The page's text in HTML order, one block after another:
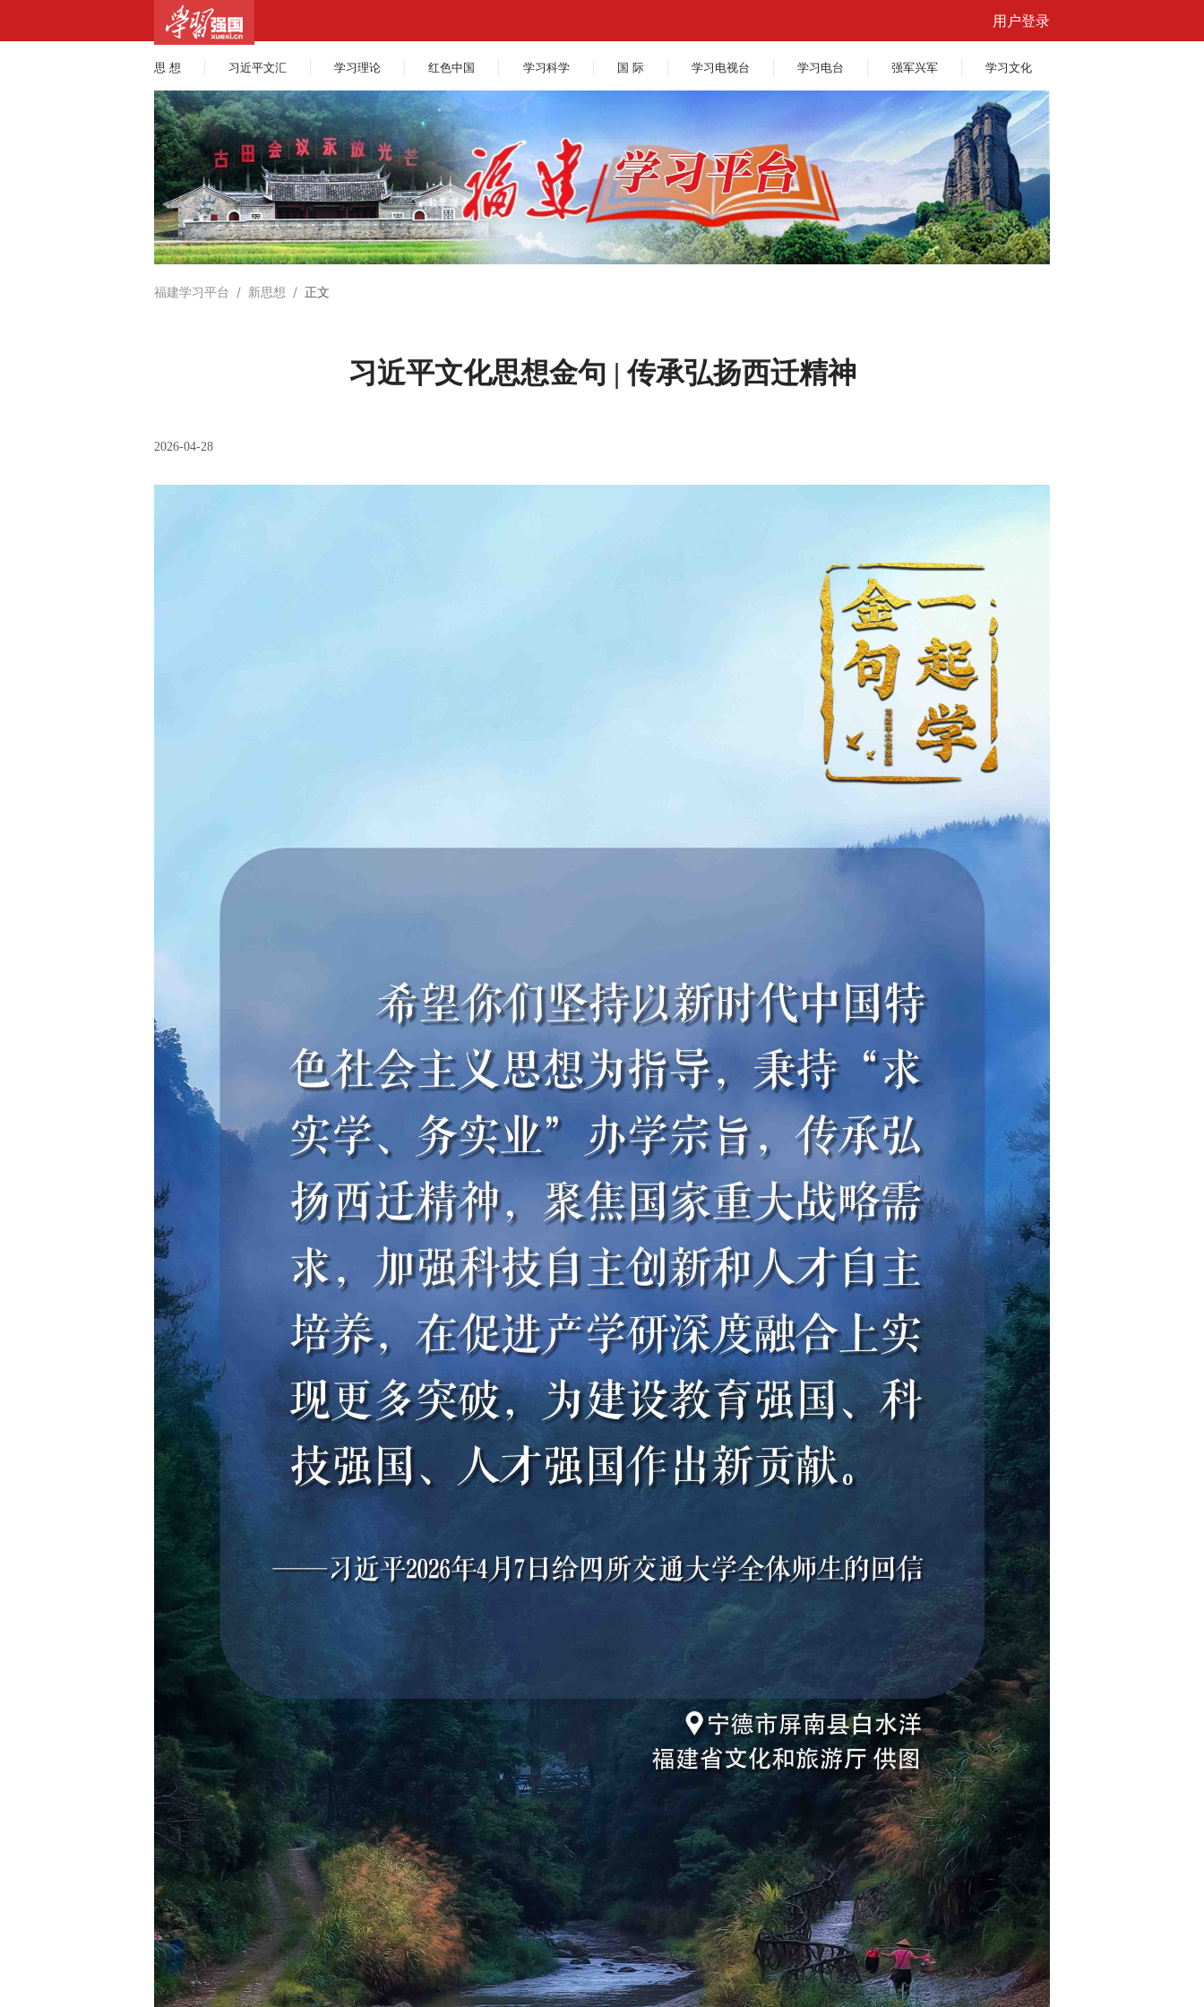
用户登录
思 想 习近平文汇 学习理论 红色中国 学习科学 国 际 学习电视台 学习电台 强军兴军 学习文化
福建学习平台 / 新思想 / 正文
习近平文化思想金句 | 传承弘扬西迁精神
2026-04-28